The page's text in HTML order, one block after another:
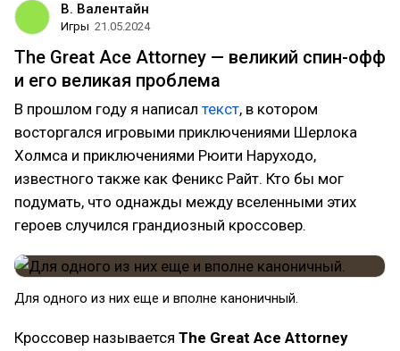
В. Валентайн
Игры 21.05.2024
The Great Ace Attorney — великий спин-офф
и его великая проблема
В прошлом году я написал текст, в котором
восторгался игровыми приключениями Шерлока
Холмса и приключениями Рюити Наруходо,
известного также как Феникс Райт. Кто бы мог
подумать, что однажды между вселенными этих
героев случился грандиозный кроссовер.
Для одного из них еще и вполне каноничный.
Кроссовер называется The Great Ace Attorney